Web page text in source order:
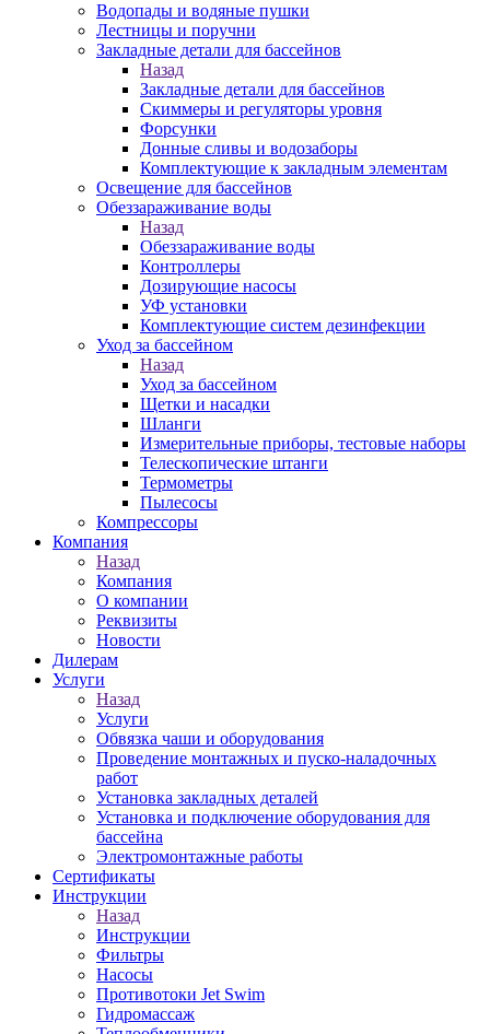
Водопады и водяные пушки
Лестницы и поручни
Закладные детали для бассейнов
Назад
Закладные детали для бассейнов
Скиммеры и регуляторы уровня
Форсунки
Донные сливы и водозаборы
Комплектующие к закладным элементам
Освещение для бассейнов
Обеззараживание воды
Назад
Обеззараживание воды
Контроллеры
Дозирующие насосы
УФ установки
Комплектующие систем дезинфекции
Уход за бассейном
Назад
Уход за бассейном
Щетки и насадки
Шланги
Измерительные приборы, тестовые наборы
Телескопические штанги
Термометры
Пылесосы
Компрессоры
Компания
Назад
Компания
О компании
Реквизиты
Новости
Дилерам
Услуги
Назад
Услуги
Обвязка чаши и оборудования
Проведение монтажных и пуско-наладочных
работ
Установка закладных деталей
Установка и подключение оборудования для
бассейна
Электромонтажные работы
Сертификаты
Инструкции
Назад
Инструкции
Фильтры
Насосы
Противотоки Jet Swim
Гидромассаж